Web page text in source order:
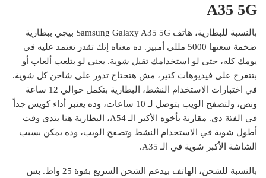
A35 5G
بالنسبة للبطارية، هاتف Samsung Galaxy A35 5G بيجي ببطارية
ضخمة سعتها 5000 مللي أمبير. ده معناه إنك تقدر تعتمد عليه في
يومك كله، حتى لو استخدامك تقيل شوية. يعني لو بتلعب ألعاب أو
بتتفرج على فيديوهات كتير، مش هتحتاج تدور على شاحن كل شوية.
في اختبارات الاستخدام النشط، البطارية بتكمل حوالي 12 ساعة
ونص، ولتصفح الويب بتوصل لـ 10 ساعات، وده يعتبر أداء كويس جداً
في الفئة دي. مقارنة بأخوه الأكبر الـ A54، البطارية هنا بتدي وقت
أطول شوية في الاستخدام النشط وتصفح الويب، وده يمكن بسبب
الشاشة الأكبر شوية في الـ A35.
بالنسبة للشحن، الهاتف بيدعم الشحن السريع بقوة 25 واط. بس